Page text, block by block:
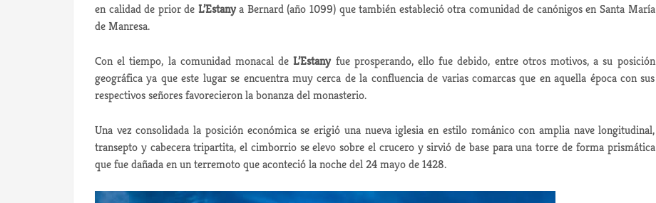
en calidad de prior de L’Estanya Bernard (año 1099) que también estableció otra comunidad de canónigos en Santa María
de Manresa.
Con el tiempo, la comunidad monacal deL’Estanyfue prosperando, ello fue debido, entre otros motivos, a su posición
geográfica ya que este lugar se encuentra muy cerca de la confluencia de varias comarcas que en aquella época con sus
respectivos señores favorecieron la bonanza del monasterio.
Una vez consolidada la posición económica se erigió una nueva iglesia en estilo románico con amplia nave longitudinal,
transepto y cabecera tripartita, el cimborrio se elevo sobre el crucero y sirvió de base para una torre de forma prismática
que fue dañada en un terremoto que aconteció la noche del 24 mayo de 1428.